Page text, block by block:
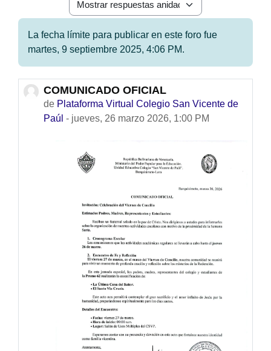
Mostrar modo
La fecha límite para publicar en este foro fue
martes, 9 septiembre 2025, 4:06 PM.
COMUNICADO OFICIAL
de Plataforma Virtual Colegio San Vicente de
Paúl - jueves, 26 marzo 2026, 1:00 PM
Número de respuestas: 0